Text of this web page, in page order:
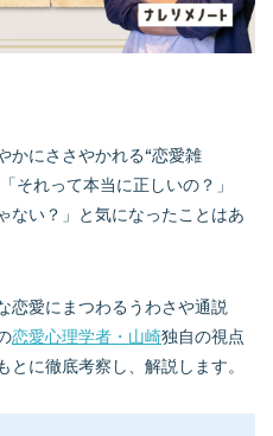
かにささやかれる“恋愛雑
それって本当に正しいの？」
ない？」と気になったことはあ
恋愛にまつわるうわさや通説
恋愛心理学者・山崎独自の視点
とに徹底考察し、解説します。